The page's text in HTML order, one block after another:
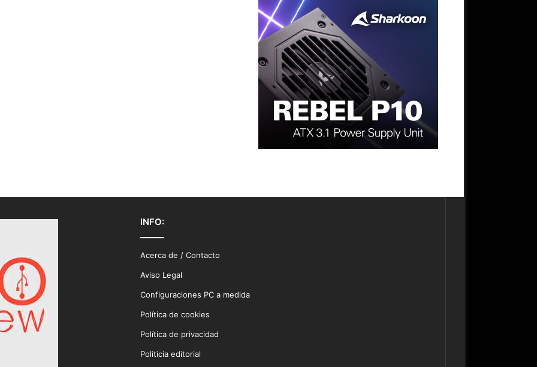
INFO:
Acerca de / Contacto
Aviso Legal
Configuraciones PC a medida
Política de cookies
Política de privacidad
Politicia editorial